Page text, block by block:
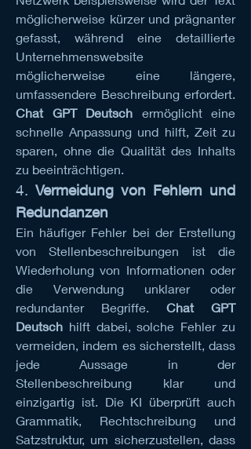
möglicherweise kürzer und prägnanter
gefasst, während eine detaillierte
Unternehmenswebsite
möglicherweise eine längere,
Chat GPT Deutsch ermöglicht eine
schnelle Anpassung und hilft, Zeit zu
sparen, ohne die Qualität des Inhalts
zu beeinträchtigen.
4. Vermeidung von Fehlern und
Redundanzen
Ein häufiger Fehler bei der Erstellung
von Stellenbeschreibungen ist die
Wiederholung von Informationen oder
die Verwendung unklarer oder
redundanter Begriffe. Chat GPT
Deutsch hilft dabei, solche Fehler zu
vermeiden, indem es sicherstellt, dass
jede Aussage in der
Stellenbeschreibung klar und
einzigartig ist. Die KI überprüft auch
Grammatik, Rechtschreibung und
Satzstruktur, um sicherzustellen, dass